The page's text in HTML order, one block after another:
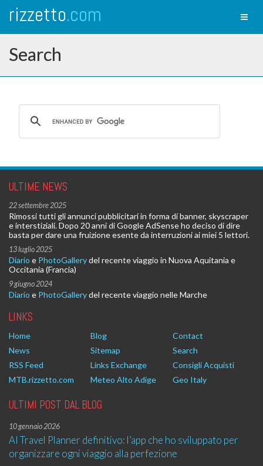
rizzetto.com
Search
ULTIME NEWS
22 settembre 2025
Rimossi tutti gli annunci pubblicitari in forma di banner, skyscraper
e interstiziali. Dopo 20 anni di Google AdSense ho deciso di dire
basta per dare una fruizione esente da interruzioni ai miei 5 lettori.
13 luglio 2025
Diario e PhotoGallerydel recente viaggio in Nuova Aquitania e
Occitania (Francia)
9 giugno 2024
Diario e PhotoGallerydel recente viaggio nelle Marche
LINKS
Home Blog
Contact
News
Sitemap
Search
RSS Feed
Links Exchange
Consigli Acquisti
MTB.rizzetto.com
Meteo Alto Adige Geo Italy
ULTIMI POST DAL BLOG
10 gennaio 2026
AI Travel Planner definitivo: l’app che ho sviluppato per
organizzare ogni viaggio alla perfezione